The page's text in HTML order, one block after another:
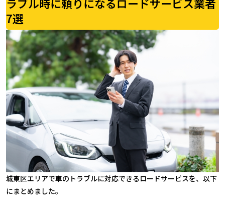
7選
城東区エリアで車のトラブルに対応できるロードサービスを、以下
にまとめました。